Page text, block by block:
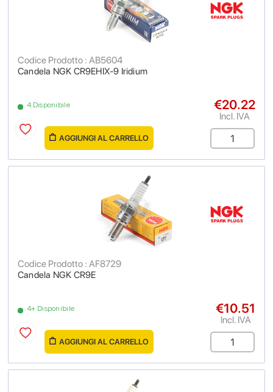
Candela NGK CR9EHIX-9 Iridium
Codice Prodotto : AB5604
4 Disponibile €20.22
Incl. IVA
AGGIUNGI AL CARRELLO
Candela NGK CR9E
Codice Prodotto : AF8729
4+ Disponibile €10.51
Incl. IVA
AGGIUNGI AL CARRELLO